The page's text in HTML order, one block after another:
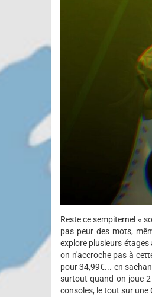
Reste ce sempiternel «
pas peur des mots,
explore plusieurs
on n'accroche pas à
pour 34,99€... en
surtout quand on joue
consoles, le tout sur une